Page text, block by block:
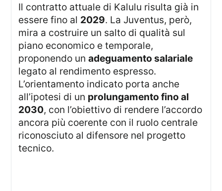
Il contratto attuale di Kalulu risulta già in
essere fino al 2029. La Juventus, però,
mira a costruire un salto di qualità sul
piano economico e temporale,
proponendo unadeguamento salariale
legato al rendimento espresso.
L’orientamento indicato porta anche
all’ipotesi di un prolungamento fino al
2030, con l’obiettivo di rendere l’accordo
ancora più coerente con il ruolo centrale
riconosciuto al difensore nel progetto
tecnico.